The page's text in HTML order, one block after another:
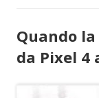
Quando
da Pixel 4